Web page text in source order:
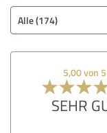
Alle (174)
5,00 von 5
SEHR